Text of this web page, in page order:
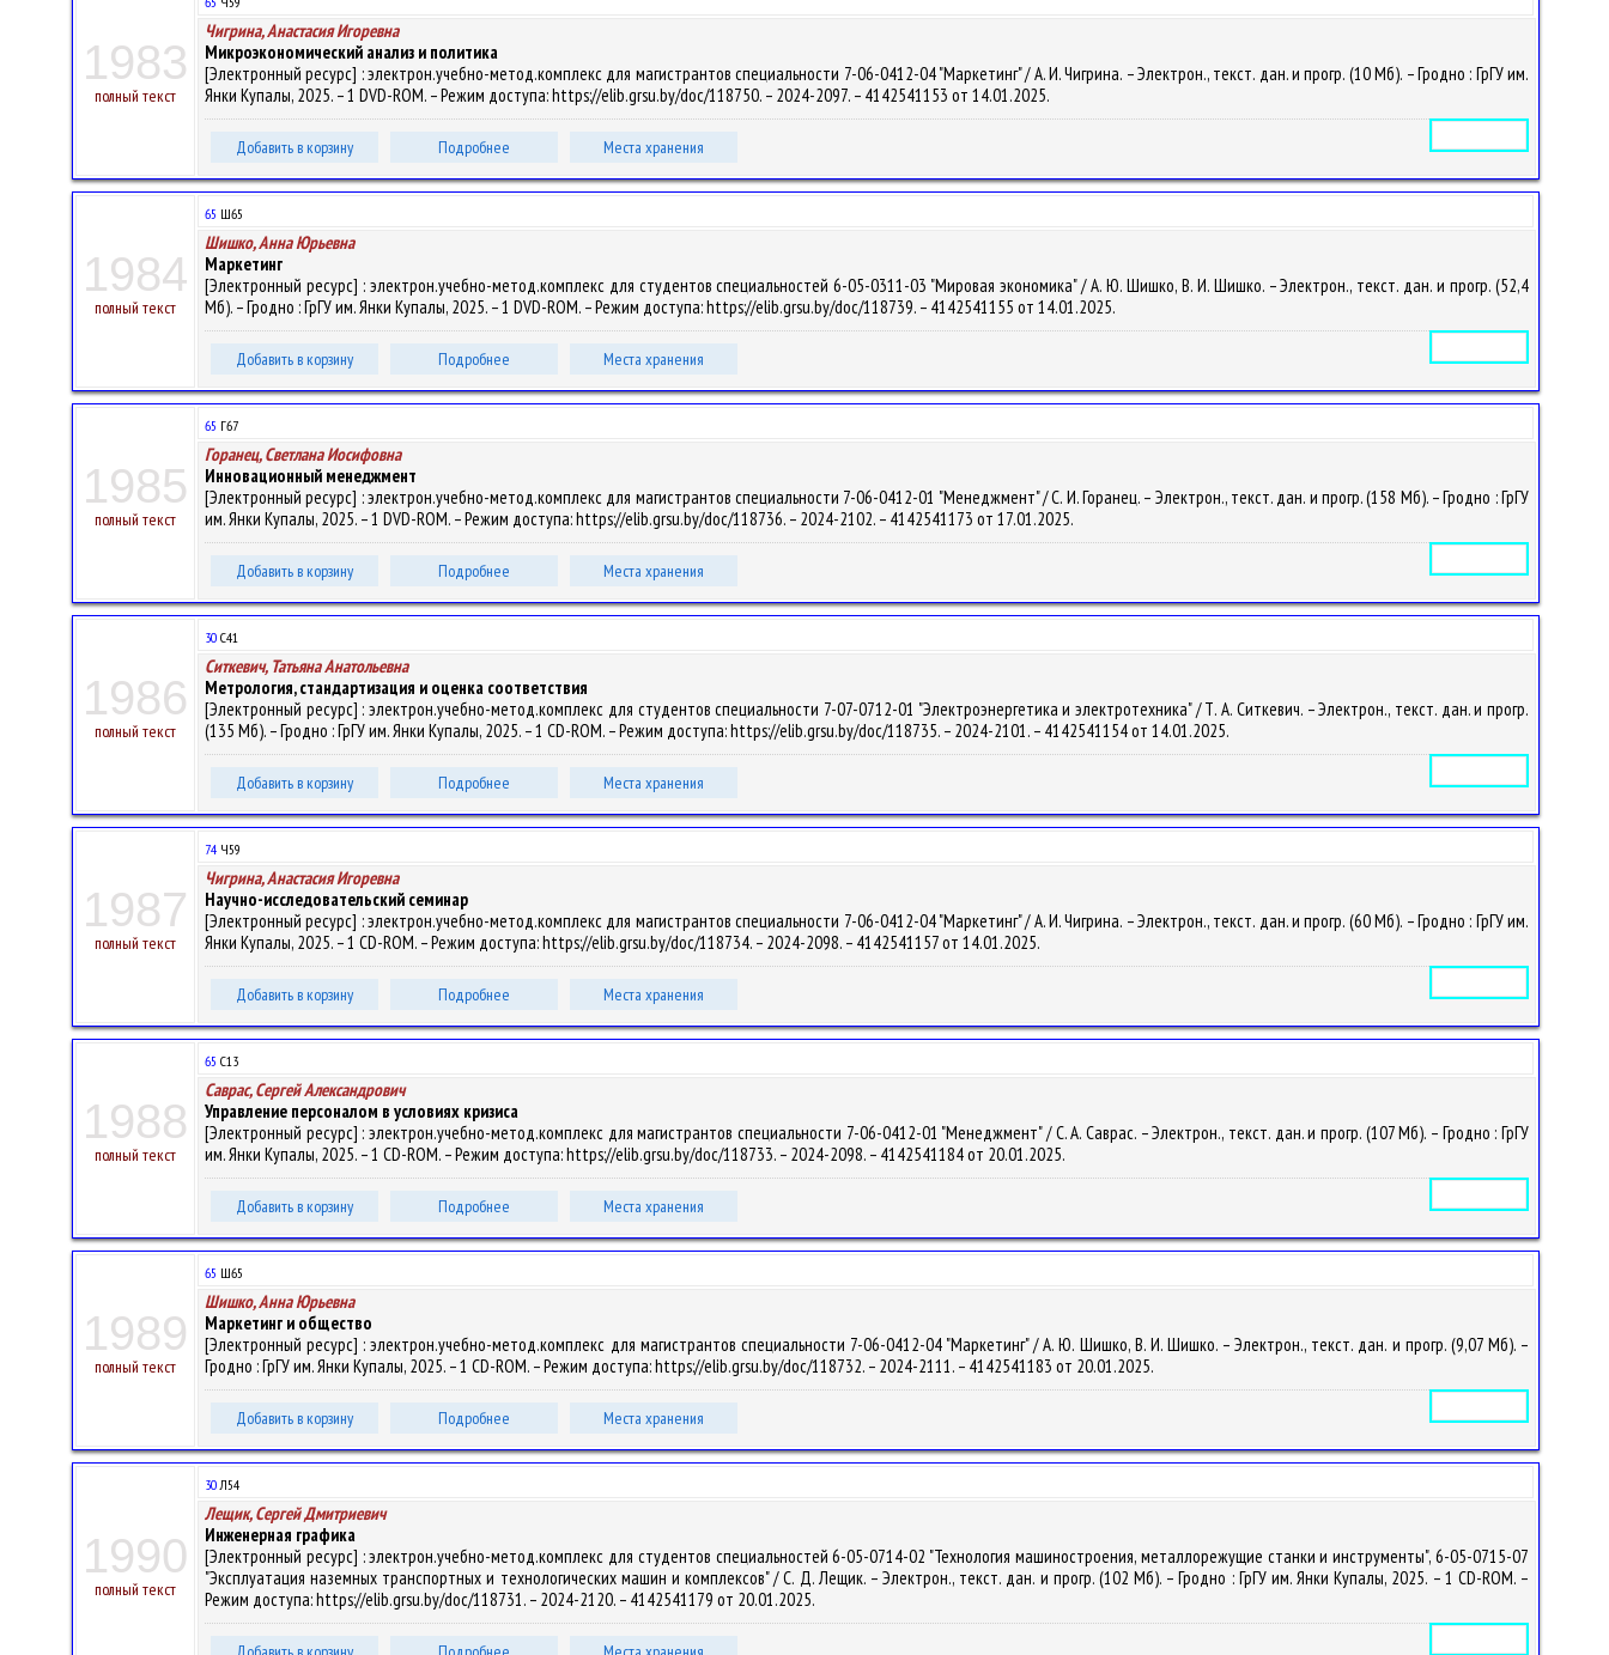
1983
полный текст
Чигрина, Анастасия Игоревна
Микроэкономический анализ и политика
[Электронный ресурс] : электрон.учебно-метод.комплекс для магистрантов специальности 7-06-0412-04 "Маркетинг" / А. И. Чигрина. – Электрон., текст. дан. и прогр. (10 Мб). – Гродно : ГрГУ им.
Янки Купалы, 2025. – 1 DVD-ROM. – Режим доступа: https://elib.grsu.by/doc/118750. – 2024-2097. – 4142541153 от 14.01.2025.
Добавить в корзину Подробнее Места хранения
1984
полный текст
65 Ш65
Шишко, Анна Юрьевна
Маркетинг
[Электронный ресурс] : электрон.учебно-метод.комплекс для студентов специальностей 6-05-0311-03 "Мировая экономика" / А. Ю. Шишко, В. И. Шишко. – Электрон., текст. дан. и прогр. (52,4
Мб). – Гродно : ГрГУ им. Янки Купалы, 2025. – 1 DVD-ROM. – Режим доступа: https://elib.grsu.by/doc/118739. – 4142541155 от 14.01.2025.
Добавить в корзину Подробнее Места хранения
1985
полный текст
65 Г67
Горанец, Светлана Иосифовна
Инновационный менеджмент
[Электронный ресурс] : электрон.учебно-метод.комплекс для магистрантов специальности 7-06-0412-01 "Менеджмент" / С. И. Горанец. – Электрон., текст. дан. и прогр. (158 Мб). – Гродно : ГрГУ
им. Янки Купалы, 2025. – 1 DVD-ROM. – Режим доступа: https://elib.grsu.by/doc/118736. – 2024-2102. – 4142541173 от 17.01.2025.
Добавить в корзину Подробнее Места хранения
1986
полный текст
30 С41
Ситкевич, Татьяна Анатольевна
Метрология, стандартизация и оценка соответствия
[Электронный ресурс] : электрон.учебно-метод.комплекс для студентов специальности 7-07-0712-01 "Электроэнергетика и электротехника" / Т. А. Ситкевич. – Электрон., текст. дан. и прогр.
(135 Мб). – Гродно : ГрГУ им. Янки Купалы, 2025. – 1 CD-ROM. – Режим доступа: https://elib.grsu.by/doc/118735. – 2024-2101. – 4142541154 от 14.01.2025.
Добавить в корзину Подробнее Места хранения
1987
полный текст
74 Ч59
Чигрина, Анастасия Игоревна
Научно-исследовательский семинар
[Электронный ресурс] : электрон.учебно-метод.комплекс для магистрантов специальности 7-06-0412-04 "Маркетинг" / А. И. Чигрина. – Электрон., текст. дан. и прогр. (60 Мб). – Гродно : ГрГУ им.
Янки Купалы, 2025. – 1 CD-ROM. – Режим доступа: https://elib.grsu.by/doc/118734. – 2024-2098. – 4142541157 от 14.01.2025.
Добавить в корзину Подробнее Места хранения
1988
полный текст
65 С13
Саврас, Сергей Александрович
Управление персоналом в условиях кризиса
[Электронный ресурс] : электрон.учебно-метод.комплекс для магистрантов специальности 7-06-0412-01 "Менеджмент" / С. А. Саврас. – Электрон., текст. дан. и прогр. (107 Мб). – Гродно : ГрГУ
им. Янки Купалы, 2025. – 1 CD-ROM. – Режим доступа: https://elib.grsu.by/doc/118733. – 2024-2098. – 4142541184 от 20.01.2025.
Добавить в корзину Подробнее Места хранения
1989
полный текст
65 Ш65
Шишко, Анна Юрьевна
Маркетинг и общество
[Электронный ресурс] : электрон.учебно-метод.комплекс для магистрантов специальности 7-06-0412-04 "Маркетинг" / А. Ю. Шишко, В. И. Шишко. – Электрон., текст. дан. и прогр. (9,07 Мб). –
Гродно : ГрГУ им. Янки Купалы, 2025. – 1 CD-ROM. – Режим доступа: https://elib.grsu.by/doc/118732. – 2024-2111. – 4142541183 от 20.01.2025.
Добавить в корзину Подробнее Места хранения
1990
полный текст
30Л54
Лещик, Сергей Дмитриевич
Инженерная графика
[Электронный ресурс] : электрон.учебно-метод.комплекс для студентов специальностей 6-05-0714-02 "Технология машиностроения, металлорежущие станки и инструменты", 6-05-0715-07
"Эксплуатация наземных транспортных и технологических машин и комплексов" / С. Д. Лещик. – Электрон., текст. дан. и прогр. (102 Мб). – Гродно : ГрГУ им. Янки Купалы, 2025. – 1 CD-ROM. –
Режим доступа: https://elib.grsu.by/doc/118731. – 2024-2120. – 4142541179 от 20.01.2025.